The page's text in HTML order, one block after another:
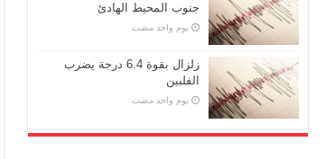
جنوب المحيط الهادئ
‏يوم واحد مضت
زلزال بقوة 6.4 درجة يضرب
الفلبين
‏يوم واحد مضت